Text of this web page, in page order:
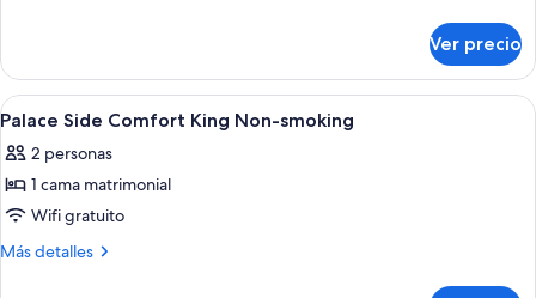
Deluxe
King
Non-
smoking
View
Premium
Deluxe
Non-
smoking
Ver precio
Abrir
todas
las
fotos
de
Palace
Una habitación de hotel con una
1
Palace Side Comfort King Non-smoking
2 personas
1 cama matrimonial
Wifi gratuito
Más detalles
Más